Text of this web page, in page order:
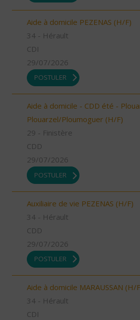
Aide à domicile PEZENAS (H/F)
34 - Hérault
CDI
29/07/2026
POSTULER
Aide à domicile - CDD été -
Plouarzel/Ploumoguer (H/F)
29 - Finistère
CDD
29/07/2026
POSTULER
Auxiliaire de vie PEZENAS (H/F)
34 - Hérault
CDD
29/07/2026
POSTULER
Aide à domicile MARAUSSAN (H/
34 - Hérault
CDI